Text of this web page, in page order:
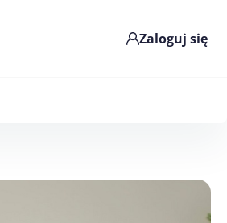
Zaloguj się